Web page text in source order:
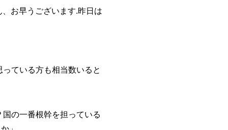
お早うございます.昨日は
ている方も相当数いると
の一番根幹を担っている